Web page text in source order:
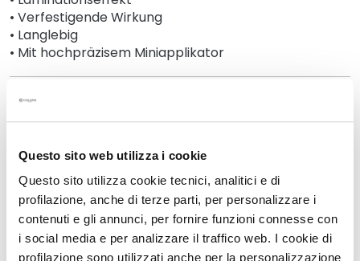
Questo sito web utilizza i cookie
Questo sito utilizza cookie tecnici, analitici e di
profilazione, anche di terze parti, per personalizzare i
contenuti e gli annunci, per fornire funzioni connesse con
i social media e per analizzare il traffico web. I cookie di
profilazione sono utilizzati anche per la personalizzazione
s
r
e
n
i
g
n
g
P
e
e
• Verfestigende Wirkung
• Langlebig
• Mit hochpräzisem Miniapplikator
Details
Ein zusätzlicher Tipp
Anwendung
Sicherheitsinformationen